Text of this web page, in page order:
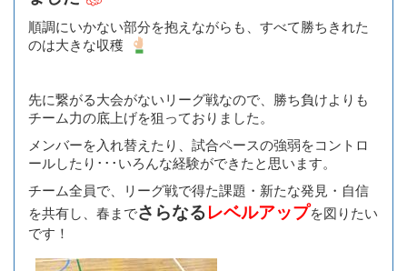
順調にいかない部分を抱えながらも、すべて勝ちきれた
のは大きな収穫
先に繋がる大会がないリーグ戦なので、勝ち負けよりも
チーム力の底上げを狙っておりました。
メンバーを入れ替えたり、試合ペースの強弱をコントロ
ールしたり･･･いろんな経験ができたと思います。
チーム全員で、リーグ戦で得た課題・新たな発見・自信
を共有し、春までさらなるレベルアップを図りたい
です！